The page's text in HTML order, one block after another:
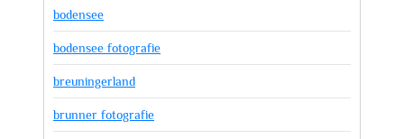
bodensee
bodensee fotografie
breuningerland
brunner fotografie